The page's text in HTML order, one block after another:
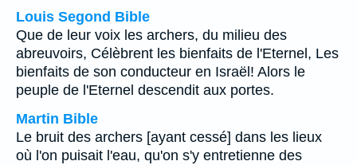
Louis Segond Bible
Que de leur voix les archers, du milieu des
abreuvoirs, Célèbrent les bienfaits de l'Eternel, Les
bienfaits de son conducteur en Israël! Alors le
peuple de l'Eternel descendit aux portes.
Martin Bible
Le bruit des archers [ayant cessé] dans les lieux
où l'on puisait l'eau, qu'on s'y entretienne des